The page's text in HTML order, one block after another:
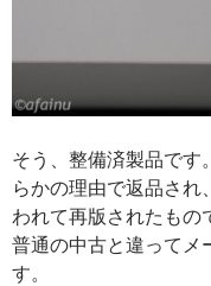
そう、整備済製品です
らかの理由で返品さ
われて再版されたもの
普通の中古と違ってメ
す。